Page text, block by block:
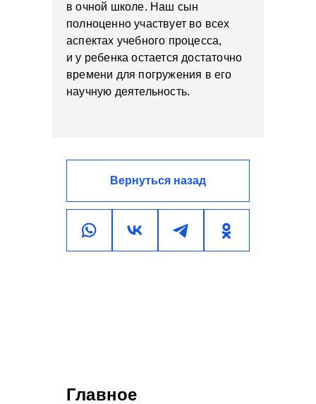
Вернуться назад
в очной школе. Наш сын
полноценно участвует во всех
аспектах учебного процесса,
и у ребенка остается достаточно
времени для погружения в его
научную деятельность.
Главное